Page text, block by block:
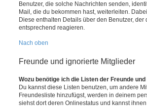
Benutzer, die solche Nachrichten senden,
Mail, die du bekommen hast, weiterleiten.
Diese enthalten Details über den Benutzer,
entsprechend reagieren.
Nach oben
Freunde und ignorierte Mitglieder
Wozu benötige ich die Listen der Freunde
Du kannst diese Listen benutzen, um andere
Freundesliste hinzufügst, werden in deinem
siehst dort deren Onlinestatus und kannst